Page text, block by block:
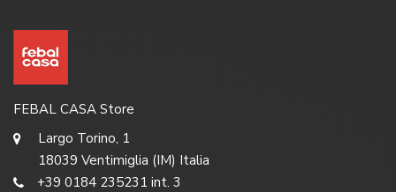
FEBAL CASA Store
Largo Torino, 1
18039 Ventimiglia (IM) Italia
+39 0184 235231 int. 3